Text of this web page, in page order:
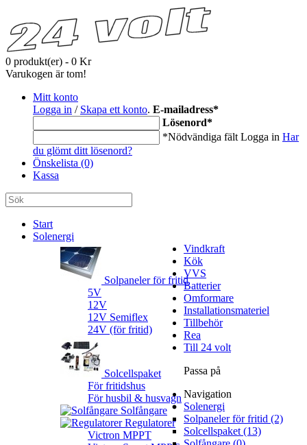
0 produkt(er) - 0 Kr
Varukogen är tom!
Mitt konto
Logga in / Skapa ett konto. E-mailadress*
Lösenord*
*Nödvändiga fält Logga in Har
du glömt ditt lösenord?
Önskelista (0)
Kassa
Start
Solenergi
Solpaneler för fritid
5V
12V
12V Semiflex
24V (för fritid)
Solcellspaket
För fritidshus
För husbil & husvagn
Solfångare
Regulatorer
Victron MPPT
Vindkraft
Kök
VVS
Batterier
Omformare
Installationsmateriel
Tillbehör
Rea
Till 24 volt
Passa på
Navigation
Solenergi
Solpaneler för fritid (2)
Solcellspaket (13)